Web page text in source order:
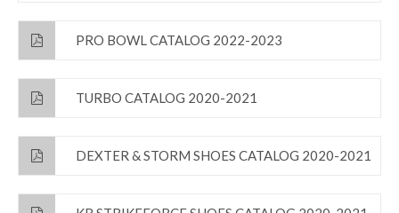
PRO BOWL CATALOG 2022-2023
TURBO CATALOG 2020-2021
DEXTER & STORM SHOES CATALOG 2020-2021